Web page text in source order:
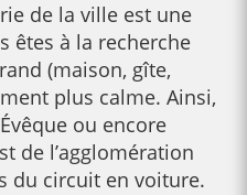
de la ville est une
êtes à la recherche
(maison, gîte,
plus calme. Ainsi,
ou encore
de l’agglomération
du circuit en voiture.